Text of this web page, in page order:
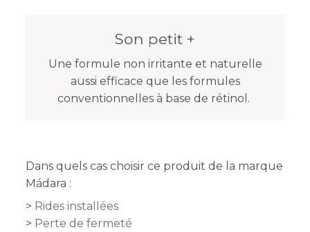
Son petit +
Une formule non irritante et naturelle
aussi efficace que les formules
conventionnelles à base de rétinol.
Dans quels cas choisir ce produit de la marque
Mádara :
Rides installées
Perte de fermeté